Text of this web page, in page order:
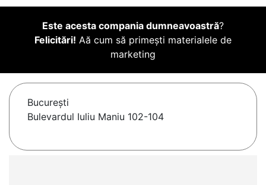
Este acesta compania dumneavoastră?
Felicitări! Aă cum să primești materialele de
marketing
Bucureşti
Bulevardul Iuliu Maniu 102-104